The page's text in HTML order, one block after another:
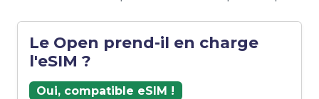
Le Open prend-il en charge
l'eSIM ?
Oui, compatible eSIM !